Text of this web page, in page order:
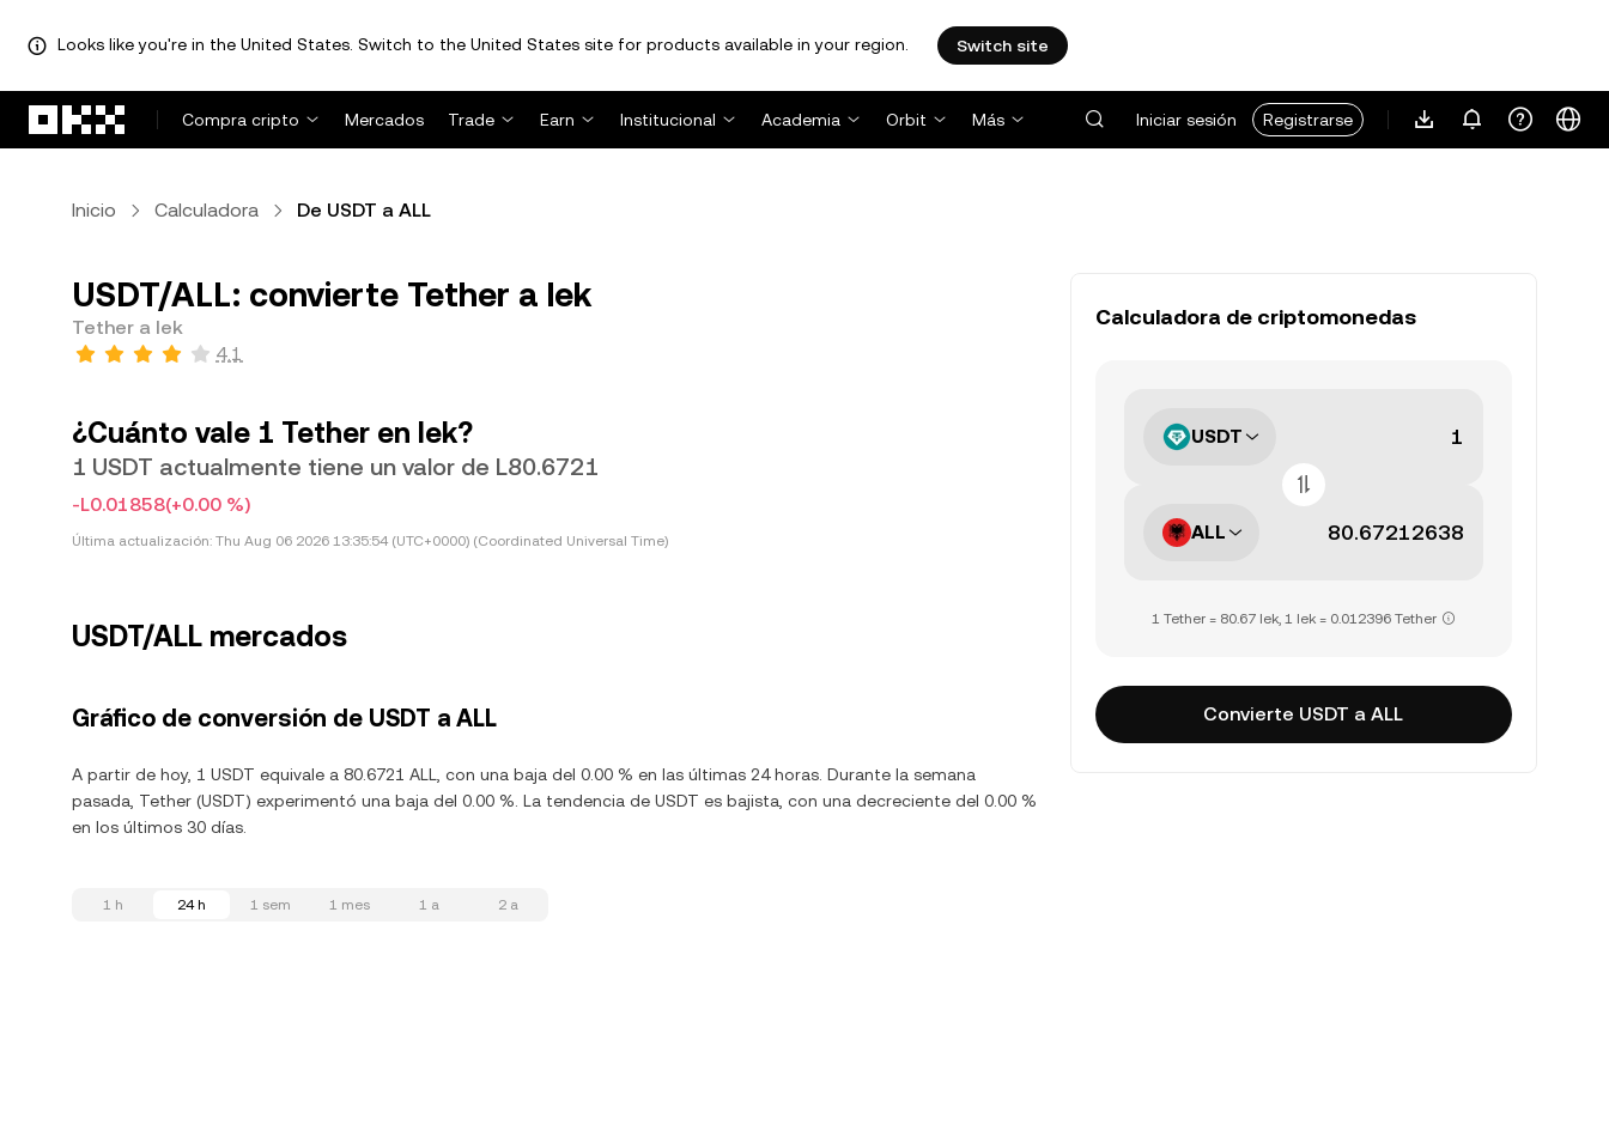
Looks like you're in the United States. Switch to the United States site for products available in your region. Switch site
Compra cripto
Mercados Trade Earn Institucional Academia Orbit Más Iniciar sesión Registrarse
Inicio Calculadora De USDT a ALL
USDT/ALL: convierte Tether a lek
Tether a lek
4.1
¿Cuánto vale 1 Tether en lek?
1 USDT actualmente tiene un valor de L80.6721
-L0.01858(+0.00 %)
Última actualización: Thu Aug 06 2026 13:35:54 (UTC+0000) (Coordinated Universal Time)
USDT/ALL mercados
Gráfico de conversión de USDT a ALL
A partir de hoy, 1 USDT equivale a 80.6721 ALL, con una baja del 0.00 % en las últimas 24 horas. Durante la semana
pasada, Tether (USDT) experimentó una baja del 0.00 %. La tendencia de USDT es bajista, con una decreciente del 0.00 %
en los últimos 30 días.
1 h 24 h 1 sem 1 mes 1 a 2 a
Calculadora de criptomonedas
USDT
ALL
1 Tether = 80.67 lek, 1 lek = 0.012396 Tether
Convierte USDT a ALL